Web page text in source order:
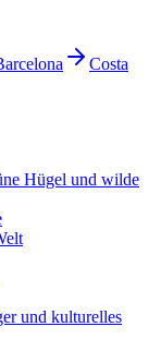
Costa
Hügel und wilde
und kulturelles